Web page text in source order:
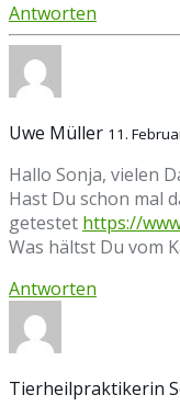
Antworten
Uwe Müller 11.
Hallo Sonja, vielen
Hast Du schon mal
getestet https://
Was hältst Du vom
Antworten
Tierheilpraktikerin